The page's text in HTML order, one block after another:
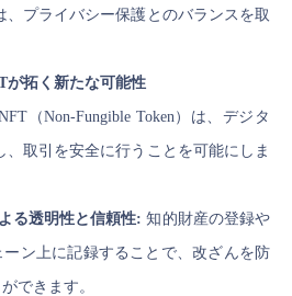
プライバシー保護とのバランスを取
が拓く新たな可能性
（Non-Fungible Token）は、デジタ
取引を安全に行うことを可能にしま
る透明性と信頼性: 知的財産の登録や
ン上に記録することで、改ざんを防
できます。